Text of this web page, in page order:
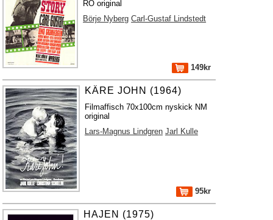
RO original
Börje Nyberg Carl-Gustaf Lindstedt
149kr
KÄRE JOHN (1964)
Filmaffisch 70x100cm nyskick NM
original
Lars-Magnus Lindgren Jarl Kulle
95kr
HAJEN (1975)